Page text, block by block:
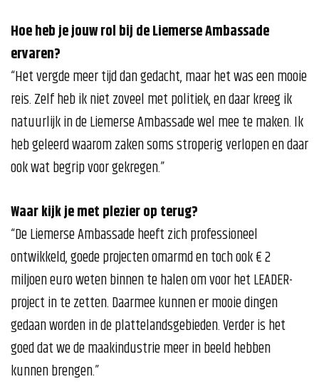
Hoe heb je jouw rol bij de Liemerse Ambassade
ervaren?
“Het vergde meer tijd dan gedacht, maar het was een mooie
reis. Zelf heb ik niet zoveel met politiek, en daar kreeg ik
natuurlijk in de Liemerse Ambassade wel mee te maken. Ik
heb geleerd waarom zaken soms stroperig verlopen en daar
ook wat begrip voor gekregen.”
Waar kijk je met plezier op terug?
“De Liemerse Ambassade heeft zich professioneel
ontwikkeld, goede projecten omarmd en toch ook € 2
miljoen euro weten binnen te halen om voor het LEADER-
project in te zetten. Daarmee kunnen er mooie dingen
gedaan worden in de plattelandsgebieden. Verder is het
goed dat we de maakindustrie meer in beeld hebben
kunnen brengen.”